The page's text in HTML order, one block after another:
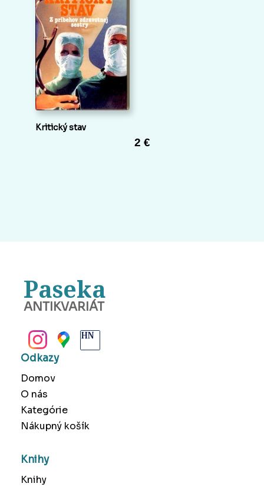
Kritický stav
2 €
Paseka
ANTIKVARIÁT
Odkazy
Domov
O nás
Kategórie
Nákupný košík
Knihy
Knihy